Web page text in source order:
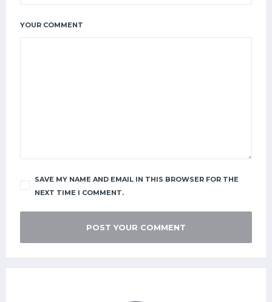
YOUR COMMENT
SAVE MY NAME AND EMAIL IN THIS BROWSER FOR THE
NEXT TIME I COMMENT.